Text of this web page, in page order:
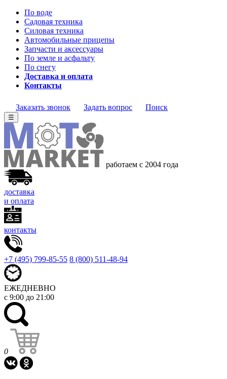
По воде
Садовая техника
Силовая техника
Автомобильные прицепы
Запчасти и аксессуары
По земле и асфальту
По снегу
Доставка и оплата
Контакты
Заказать звонок Задать вопрос Поиск
☰
работаем с 2004 года
доставка
и оплата
контакты
+7 (495) 799-85-55 8 (800) 511-48-94
ЕЖЕДНЕВНО
с 9:00 до 21:00
0